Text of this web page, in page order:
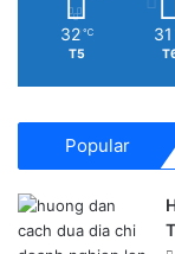
32 ℃
T5
31
Popular